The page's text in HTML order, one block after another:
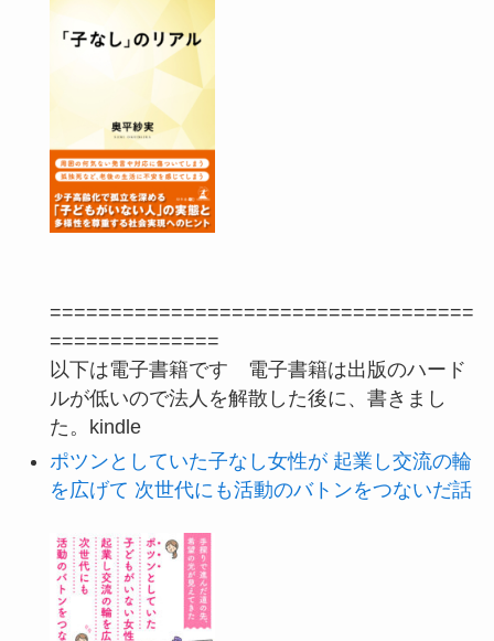
===================================
==============
以下は電子書籍です 電子書籍は出版のハード
ルが低いので法人を解散した後に、書きまし
た。kindle
ポツンとしていた子なし女性が 起業し交流の輪
を広げて 次世代にも活動のバトンをつないだ話